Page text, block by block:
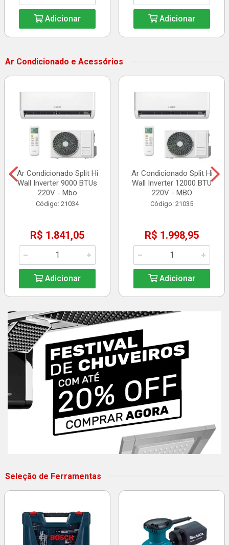
Adicionar Adicionar
Ar Condicionado e Acessórios
Ar Condicionado Split Hi
Wall Inverter 9000 BTUs
220V - Mbo
Código: 21034
R$ 1.841,05
Adicionar
Ar Condicionado Split Hi
Wall Inverter 12000 BTU
220V - MBO
Código: 21035
R$ 1.998,95
Adicionar
Seleção de Ferramentas